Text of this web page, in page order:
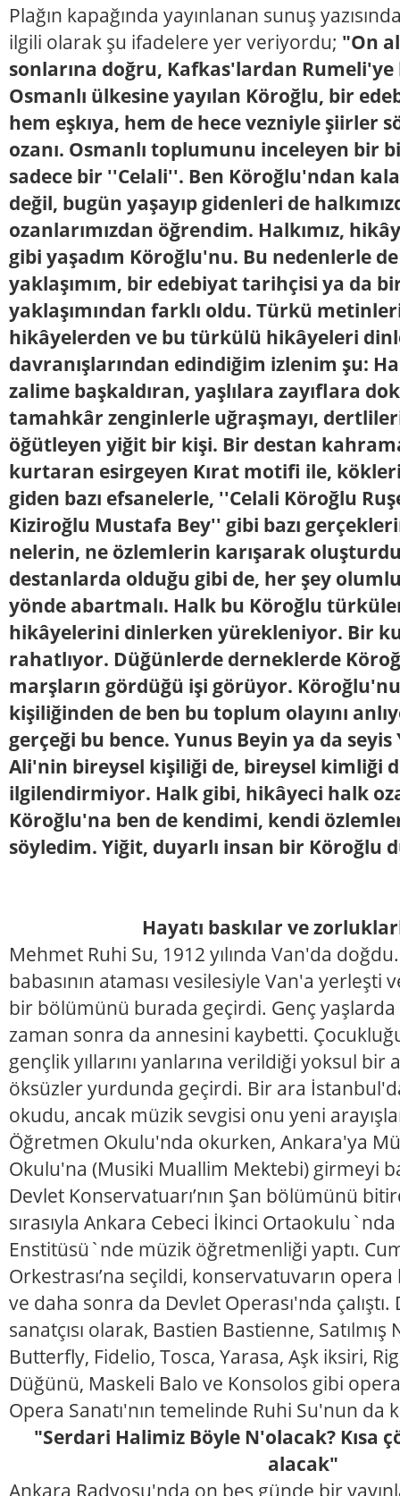
Plağın kapağında yayınlanan sunuş
ilgili olarak şu ifadelere yer veriyordu; "On
sonlarına doğru, Kafkas'lardan
Osmanlı ülkesine yayılan Köroğlu, bir
hem eşkıya, hem de hece vezniyle şiirler
ozanı. Osmanlı toplumunu inceleyen bir
sadece bir ''Celali''. Ben Köroğlu'ndan
değil, bugün yaşayıp gidenleri de
ozanlarımızdan öğrendim. Halkımız,
gibi yaşadım Köroğlu'nu. Bu nedenlerle
yaklaşımım, bir edebiyat tarihçisi ya da
yaklaşımından farklı oldu. Türkü
hikâyelerden ve bu türkülü hikâyeleri
davranışlarından edindiğim izlenim şu:
zalime başkaldıran, yaşlılara zayıflara
tamahkâr zenginlerle uğraşmayı,
öğütleyen yiğit bir kişi. Bir destan
kurtaran esirgeyen Kırat motifi ile,
giden bazı efsanelerle, ''Celali Köroğlu
Kiziroğlu Mustafa Bey'' gibi bazı
nelerin, ne özlemlerin karışarak
destanlarda olduğu gibi de, her şey
yönde abartmalı. Halk bu Köroğlu
hikâyelerini dinlerken yürekleniyor. Bir
rahatlıyor. Düğünlerde derneklerde
marşların gördüğü işi görüyor.
kişiliğinden de ben bu toplum olayını
gerçeği bu bence. Yunus Beyin ya da
Ali'nin bireysel kişiliği de, bireysel kimliği
ilgilendirmiyor. Halk gibi, hikâyeci halk
Köroğlu'na ben de kendimi, kendi
söyledim. Yiğit, duyarlı insan bir Köroğlu
Hayatı baskılar ve
Mehmet Ruhi Su, 1912 yılında Van'da
babasının ataması vesilesiyle Van'a
bir bölümünü burada geçirdi. Genç yaşlarda
zaman sonra da annesini kaybetti.
gençlik yıllarını yanlarına verildiği yoksul
öksüzler yurdunda geçirdi. Bir ara
okudu, ancak müzik sevgisi onu yeni
Öğretmen Okulu'nda okurken, Ankara'ya
Okulu'na (Musiki Muallim Mektebi) girmeyi
Devlet Konservatuarı’nın Şan bölümünü
sırasıyla Ankara Cebeci İkinci
Enstitüsü`nde müzik öğretmenliği yaptı.
Orkestrası’na seçildi, konservatuvarın
ve daha sonra da Devlet Operası'nda çalıştı.
sanatçısı olarak, Bastien Bastienne, Satılmış
Butterfly, Fidelio, Tosca, Yarasa, Aşk iksiri,
Düğünü, Maskeli Balo ve Konsolos gibi
Opera Sanatı'nın temelinde Ruhi Su'nun da
"Serdari Halimiz Böyle N'olacak? Kısa
alacak"
Ankara Radyosu'nda on beş günde bir